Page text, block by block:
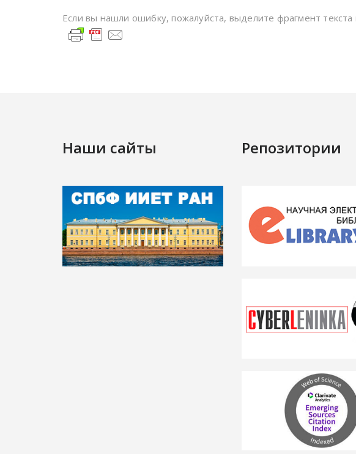
Если вы нашли ошибку, пожалуйста, выделите фрагмент
Наши сайты Репозитории